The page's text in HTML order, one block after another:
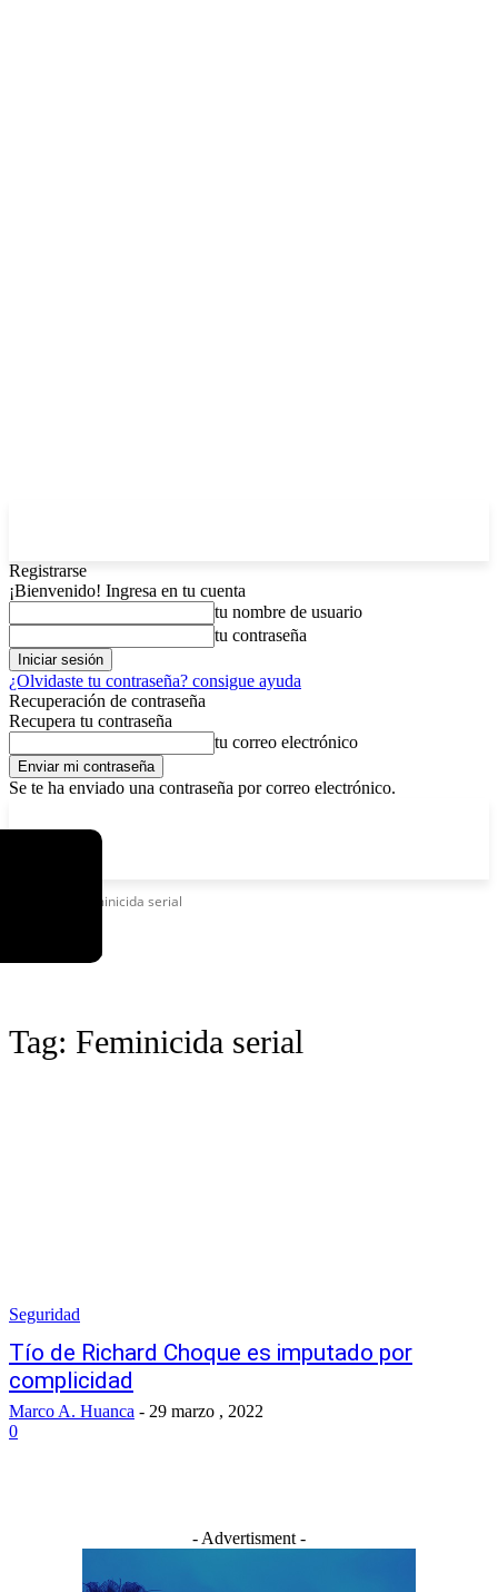
Registrarse
¡Bienvenido! Ingresa en tu cuenta
tu nombre de usuario
tu contraseña
¿Olvidaste tu contraseña? consigue ayuda
Recuperación de contraseña
Recupera tu contraseña
tu correo electrónico
Se te ha enviado una contraseña por correo electrónico.
Feminicida serial
Tag: Feminicida serial
Seguridad
Tío de Richard Choque es imputado por
complicidad
Marco A. Huanca - 29 marzo , 2022
0
- Advertisment -